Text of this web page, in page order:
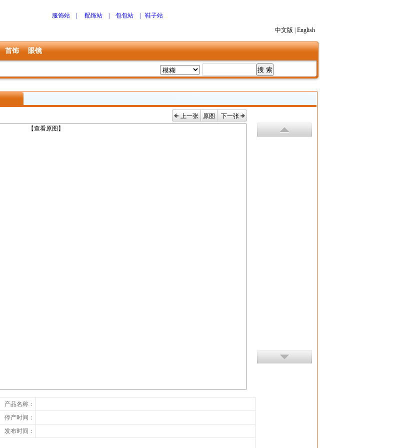
服饰站 配饰站 包包站 鞋子站
中文版 English
首饰 眼镜
上一张 原图
下一张
【查看原图】
上一张
产品名称：
停产时间：
发布时间：